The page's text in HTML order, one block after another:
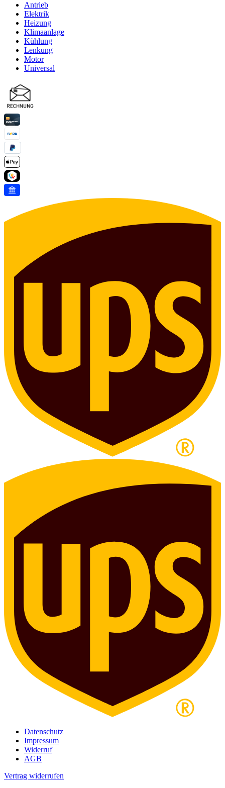
Antrieb
Elektrik
Heizung
Klimaanlage
Kühlung
Lenkung
Motor
Universal
Datenschutz
Impressum
Widerruf
AGB
Vertrag widerrufen